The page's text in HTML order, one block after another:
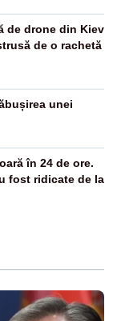
de drone din Kiev
de o rachetă
unei
în 24 de ore.
fost ridicate de la